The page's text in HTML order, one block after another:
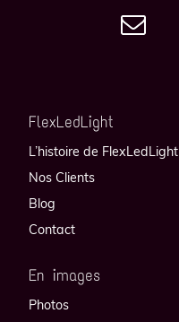
FlexLedLight
L’histoire de FlexLedLight
Nos Clients
Blog
Contact
En images
Photos